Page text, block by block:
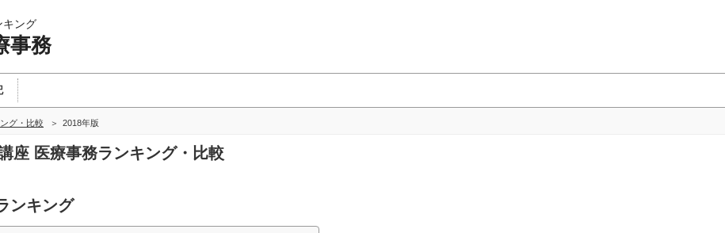
キング
事務
グ・比較 2018年版
座 医療事務ランキング・比較
ンキング